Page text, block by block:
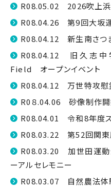
R08.05.02 2026吹上
R08.04.26 第9回大坂
R08.04.12 新生南さつ
R08.04.12 旧久志
Field オープンイベント
R08.04.12 万世特攻慰
R0８.04.06 砂像制作
R08.04.01 令和8年度
R08.03.22 第52回関東
R08.03.20 加世田運動
ーアルセレモニー
R08.03.07 自然農法体